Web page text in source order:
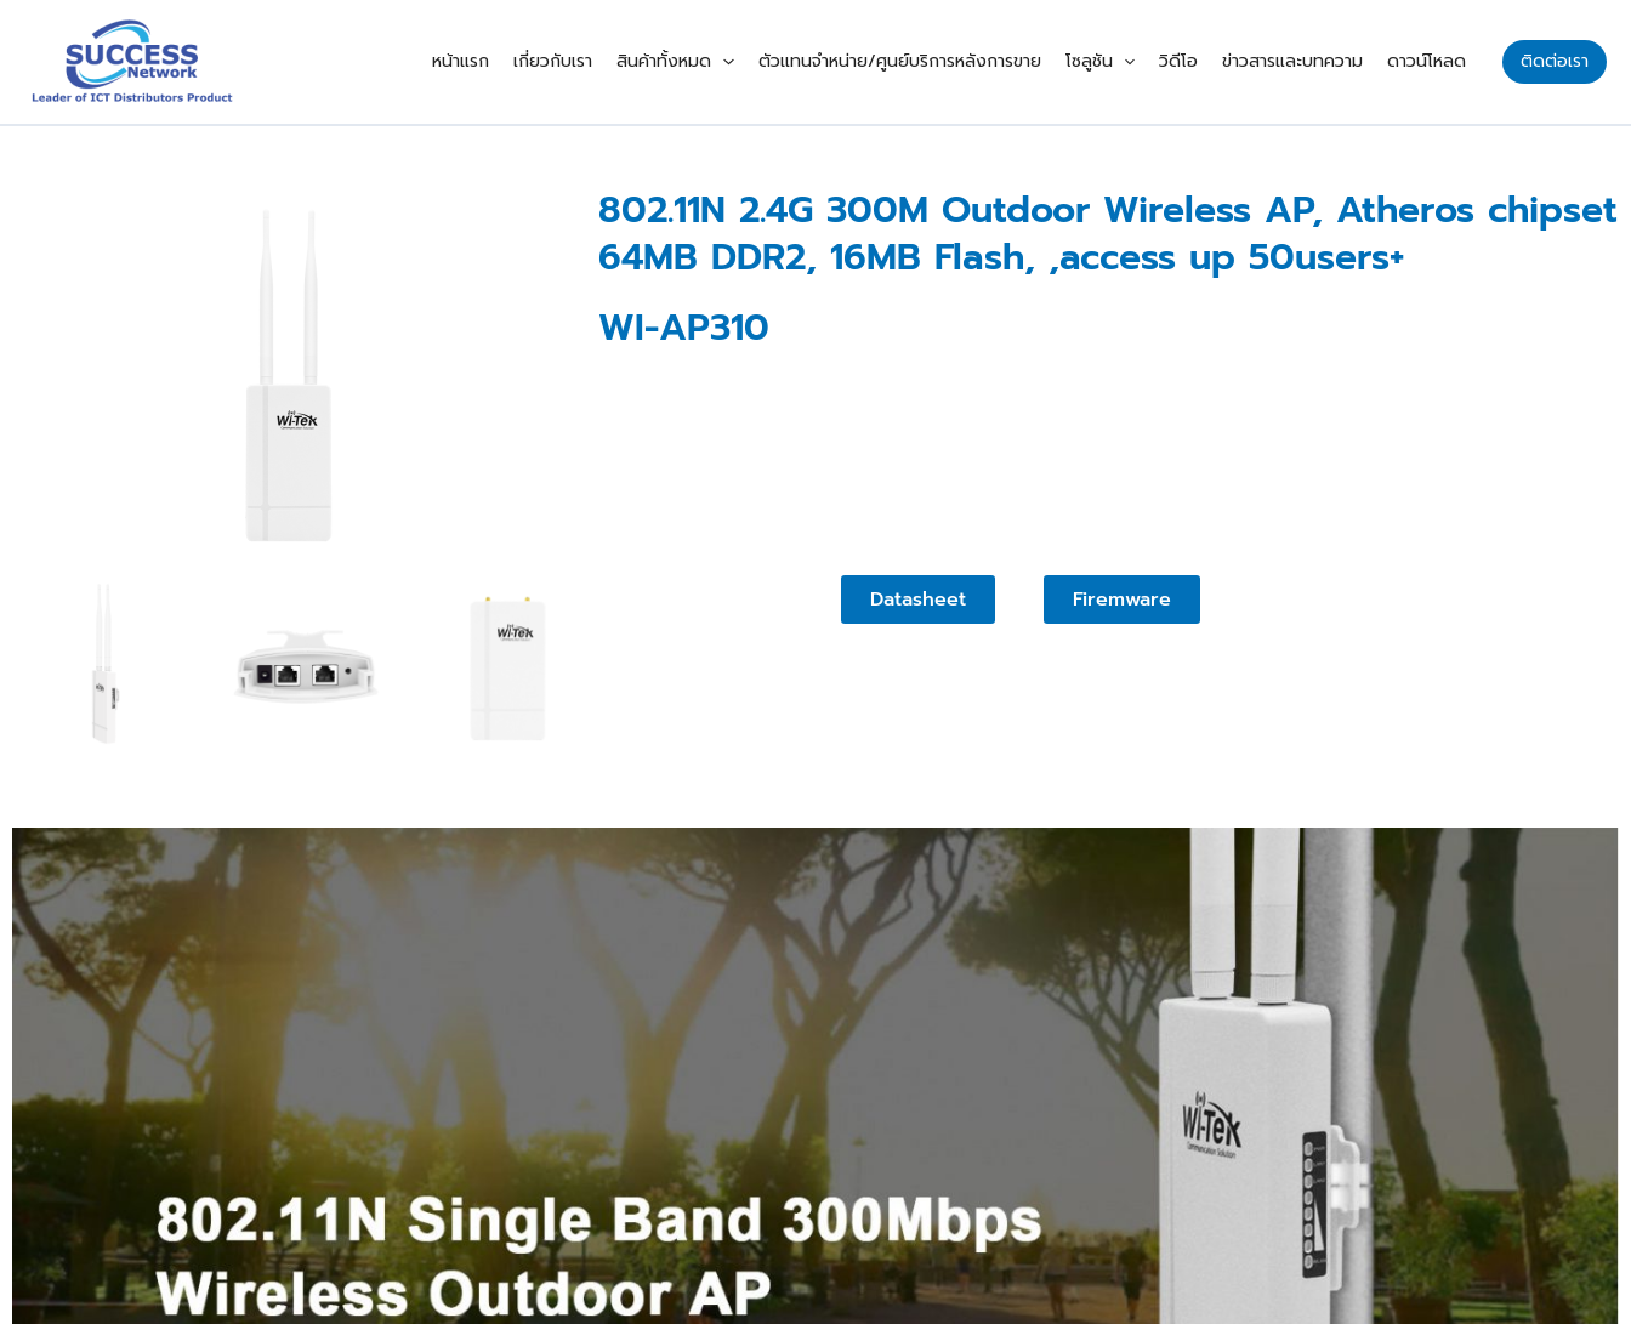
content
หน้าแรก เกี่ยวกับเรา สินค้าทั้งหมด ตัวแทนจำหน่าย/ศูนย์บริการหลังการขาย โซลูชัน วิดีโอ ข่าวสารและบทความ ดาวน์โหลด ติดต่อเรา
802.11N 2.4G 300M Outdoor Wireless AP, Atheros chipset
64MB DDR2, 16MB Flash, ,access up 50users+
WI-AP310
Datasheet Firemware